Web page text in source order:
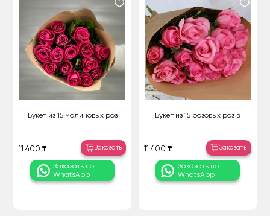
Букет из 15 малиновых роз
11 400 ₸ Заказать
Заказать по
WhatsApp
Букет из 15 розовых роз в
11 400 ₸ Заказать
Заказать по
WhatsApp